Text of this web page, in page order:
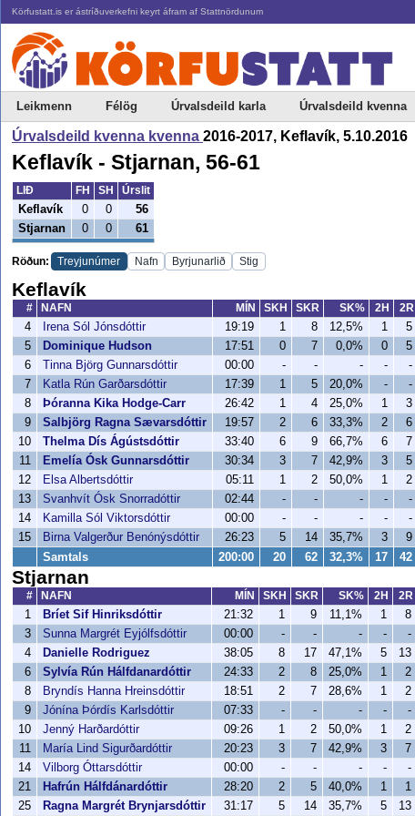
Körfustatt.is er ástríðuverkefni keyrt áfram af Stattnördunum
Leikmenn Félög Úrvalsdeild karla Úrvalsdeild kvenna
Úrvalsdeild kvenna kvenna 2016-2017, Keflavík, 5.10.2016
Keflavík - Stjarnan, 56-61
LIÐ FH SH
Úrslit
Keflavík
0 0
56
Stjarnan
0 0 61
Röðun: Treyjunúmer Nafn Byrjunarlið Stig
Keflavík
# NAFN MÍN SKH SKR SK% 2H 2R
4
Irena Sól Jónsdóttir 19:19 1 8 12,5% 1 5
5
Dominique Hudson 17:51 0 7 0,0% 0 5
6
Tinna Björg Gunnarsdóttir 00:00 - - - - -
7
Katla Rún Garðarsdóttir 17:39 1 5 20,0% - -
8
Þóranna Kika Hodge-Carr 26:42 1 4 25,0% 1 3
9
Salbjörg Ragna Sævarsdóttir 19:57 2 6 33,3% 2 6
10
Thelma Dís Ágústsdóttir 33:40 6 9 66,7% 6 7
11
Emelía Ósk Gunnarsdóttir 30:34 3 7 42,9% 3 5
12
Elsa Albertsdóttir 05:11 1 2 50,0% 1 2
13
Svanhvít Ósk Snorradóttir 02:44 - - - - -
14
Kamilla Sól Viktorsdóttir 00:00 - - - - -
15
Birna Valgerður Benónýsdóttir 26:23 5 14 35,7% 3 9
Samtals 200:00 20 62 32,3% 17 42
Stjarnan
# NAFN MÍN SKH SKR SK% 2H 2R
1
Bríet Sif Hinriksdóttir 21:32 1 9 11,1% 1 8
3
Sunna Margrét Eyjólfsdóttir 00:00 - - - - -
4
Danielle Rodriguez 38:05 8 17 47,1% 5 13
6
Sylvía Rún Hálfdanardóttir 24:33 2 8 25,0% 1 2
8
Bryndís Hanna Hreinsdóttir 18:51 2 7 28,6% 1 2
9
Jónína Þórdís Karlsdóttir 07:33 - - - - -
10
Jenný Harðardóttir 09:26 1 2 50,0% 1 2
11
María Lind Sigurðardóttir 20:23 3 7 42,9% 3 7
14
Vilborg Óttarsdóttir 00:00 - - - - -
21
Hafrún Hálfdánardóttir 28:20 2 5 40,0% 1 1
25
Ragna Margrét Brynjarsdóttir 31:17 5 14 35,7% 5 13